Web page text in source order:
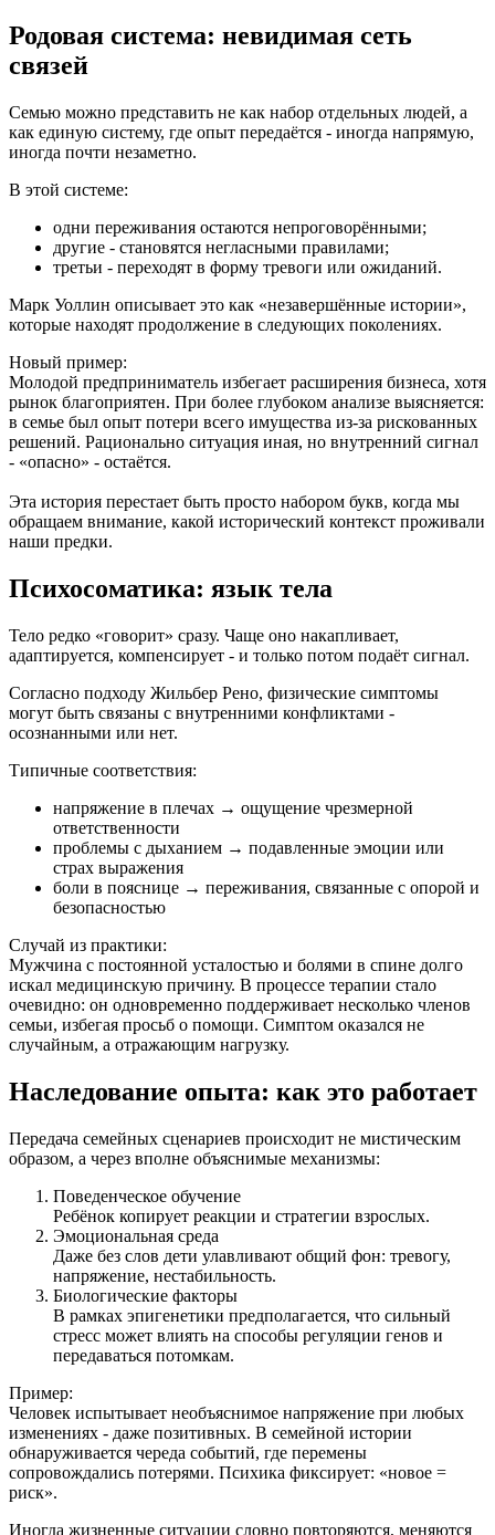
Родовая система: невидимая сеть
связей
Семью можно представить не как набор отдельных людей, а
как единую систему, где опыт передаётся - иногда напрямую,
иногда почти незаметно.
В этой системе:
одни переживания остаются непроговорёнными;
другие - становятся негласными правилами;
третьи - переходят в форму тревоги или ожиданий.
Марк Уоллин описывает это как «незавершённые истории»,
которые находят продолжение в следующих поколениях.
Новый пример:
Молодой предприниматель избегает расширения бизнеса, хотя
рынок благоприятен. При более глубоком анализе выясняется:
в семье был опыт потери всего имущества из-за рискованных
решений. Рационально ситуация иная, но внутренний сигнал
- «опасно» - остаётся.
Эта история перестает быть просто набором букв, когда мы
обращаем внимание, какой исторический контекст проживали
наши предки.
Психосоматика: язык тела
Тело редко «говорит» сразу. Чаще оно накапливает,
адаптируется, компенсирует - и только потом подаёт сигнал.
Согласно подходу Жильбер Рено, физические симптомы
могут быть связаны с внутренними конфликтами -
осознанными или нет.
Типичные соответствия:
напряжение в плечах → ощущение чрезмерной
ответственности
проблемы с дыханием → подавленные эмоции или
страх выражения
боли в пояснице → переживания, связанные с опорой и
безопасностью
Случай из практики:
Мужчина с постоянной усталостью и болями в спине долго
искал медицинскую причину. В процессе терапии стало
очевидно: он одновременно поддерживает несколько членов
семьи, избегая просьб о помощи. Симптом оказался не
случайным, а отражающим нагрузку.
Наследование опыта: как это работает
Передача семейных сценариев происходит не мистическим
образом, а через вполне объяснимые механизмы:
Поведенческое обучение
Ребёнок копирует реакции и стратегии взрослых.
Эмоциональная среда
Даже без слов дети улавливают общий фон: тревогу,
напряжение, нестабильность.
Биологические факторы
В рамках эпигенетики предполагается, что сильный
стресс может влиять на способы регуляции генов и
передаваться потомкам.
Пример:
Человек испытывает необъяснимое напряжение при любых
изменениях - даже позитивных. В семейной истории
обнаруживается череда событий, где перемены
сопровождались потерями. Психика фиксирует: «новое =
риск».
Иногда жизненные ситуации словно повторяются, меняются